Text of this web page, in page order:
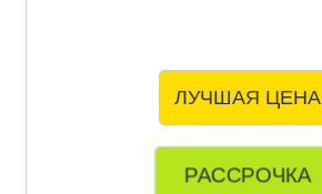
ЛУЧШАЯ ЦЕНА
РАССРОЧКА